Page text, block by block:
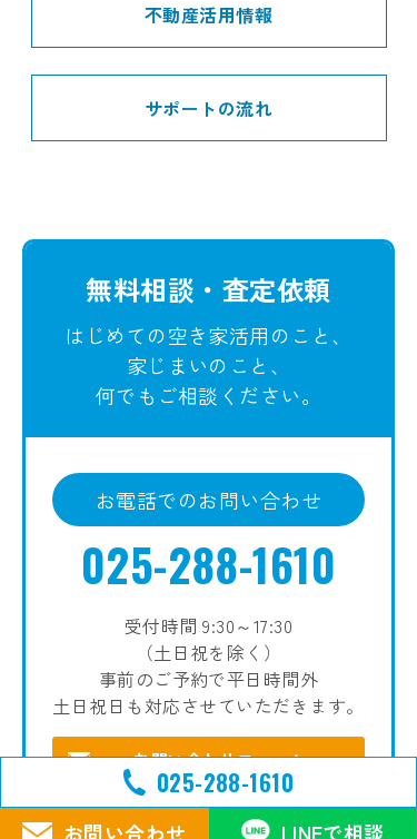
不動産活用情報
サポートの流れ
無料相談・査定依頼
はじめての空き家活用のこと、
家じまいのこと、
何でもご相談ください。
お電話でのお問い合わせ
025-288-1610
受付時間 9:30～17:30
（土日祝を除く）
事前のご予約で平日時間外
土日祝日も対応させていただきます。
お問い合わせフォーム
LINEで相談
025-288-1610
お問い合わせ LINEで相談